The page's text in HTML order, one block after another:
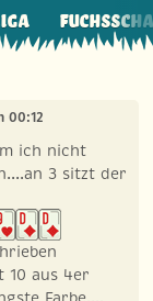
00:12
ich nicht
3 sitzt der
10 aus 4er